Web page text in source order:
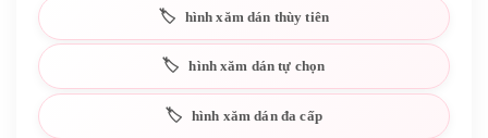
hình xăm dán thùy tiên
hình xăm dán tự chọn
hình xăm dán đa cấp